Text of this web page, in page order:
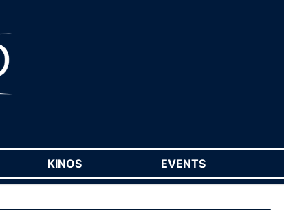
KINOS EVENTS